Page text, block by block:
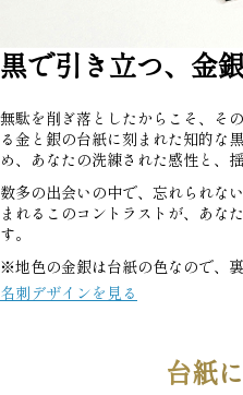
黒で引き立つ、金
無駄を削ぎ落としたからこそ、そ
る金と銀の台紙に刻まれた知的な
め、あなたの洗練された感性と、
数多の出会いの中で、忘れられな
まれるこのコントラストが、あな
す。
※地色の金銀は台紙の色なので、裏
名刺デザインを見る
台紙